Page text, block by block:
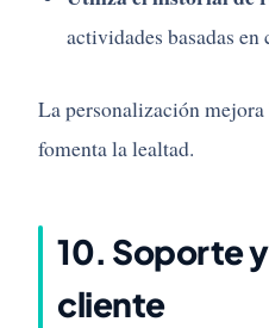
actividades basadas en
Lapersonalización mejora
fomentalalealtad.
10. Soportey
cliente